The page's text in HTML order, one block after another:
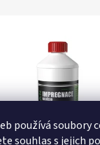
používá soubory
souhlas s jejich